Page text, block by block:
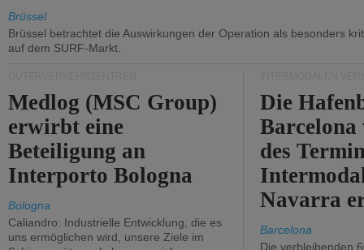
Brüssel
Brüssel betrachtet die Auswirkungen der Operation als besonders
auf dem SURF-Markt.
Medlog (MSC Group)
erwirbt eine
Beteiligung an
Interporto Bologna
Bologna
Caliandro: Industrielle Entwicklung, die es
uns ermöglichen wird, unsere Ziele im
Die
des
Navarra
Barcelona
Die verbleibenden